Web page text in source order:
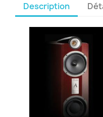
Description